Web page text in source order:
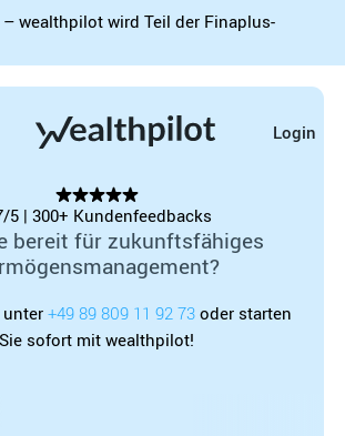
wealthpilot wird Teil der Finaplus-
Login
5 | 300+ Kundenfeedbacks
bereit für zukunftsfähiges
unter+49 89 809 11 92 73 oder starten
Sie sofort mit wealthpilot!